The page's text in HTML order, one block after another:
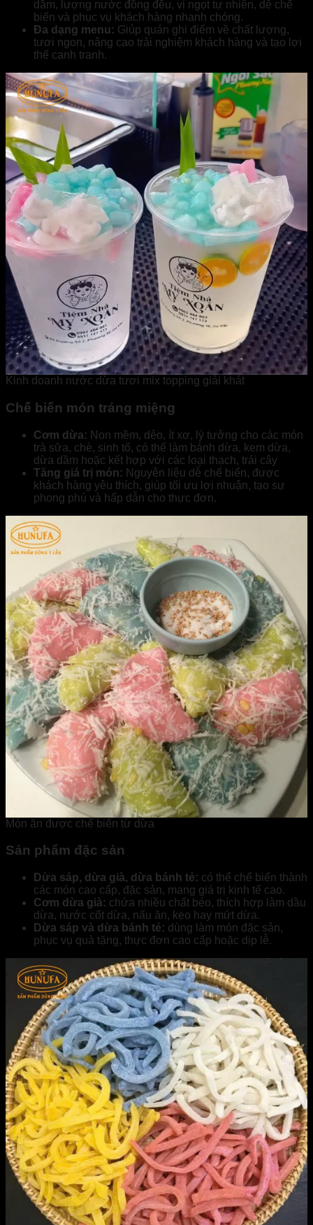
dầm, lượng nước đồng đều, vị ngọt tự nhiên, dễ chế
biến và phục vụ khách hàng nhanh chóng.
Đa dạng menu: Giúp quán ghi điểm về chất lượng,
tươi ngon, nâng cao trải nghiệm khách hàng và tạo lợi
thế cạnh tranh.
Kinh doanh nước dừa tươi mix topping giải khát
Chế biến món tráng miệng
Cơm dừa: Non mềm, dẻo, ít xơ, lý tưởng cho các món
trà sữa, chè, sinh tố, có thể làm bánh dừa, kem dừa,
dừa dầm hoặc kết hợp với các loại thạch, trái cây
Tăng giá trị món: Nguyên liệu dễ chế biến, được
khách hàng yêu thích, giúp tối ưu lợi nhuận, tạo sự
phong phú và hấp dẫn cho thực đơn.
Món ăn được chế biến từ dừa
Sản phẩm đặc sản
Dừa sáp, dừa già, dừa bánh tẻ: có thể chế biến thành
các món cao cấp, đặc sản, mang giá trị kinh tế cao.
Cơm dừa già: chứa nhiều chất béo, thích hợp làm dầu
dừa, nước cốt dừa, nấu ăn, kẹo hay mứt dừa.
Dừa sáp và dừa bánh tẻ: dùng làm món đặc sản,
phục vụ quà tặng, thực đơn cao cấp hoặc dịp lễ.